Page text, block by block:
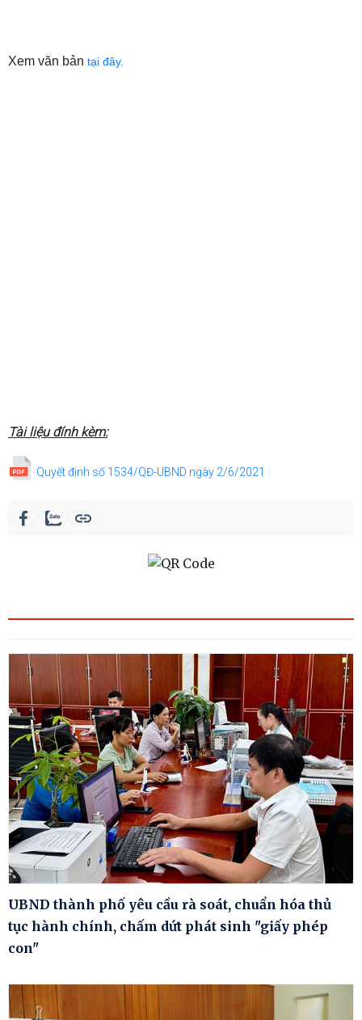
Xem văn bản tại đây.
Tài liệu đính kèm:
Quyết định số 1534/QĐ-UBND ngày 2/6/2021
UBND thành phố yêu cầu rà soát, chuẩn hóa thủ
tục hành chính, chấm dứt phát sinh "giấy phép
con"